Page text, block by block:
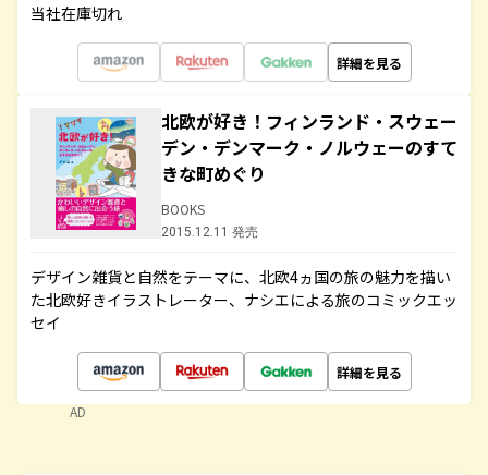
当社在庫切れ
詳細を見る
北欧が好き！フィンランド・スウェー
デン・デンマーク・ノルウェーのすて
きな町めぐり
BOOKS
2015.12.11 発売
デザイン雑貨と自然をテーマに、北欧4ヵ国の旅の魅力を描い
た北欧好きイラストレーター、ナシエによる旅のコミックエッ
セイ
詳細を見る
AD